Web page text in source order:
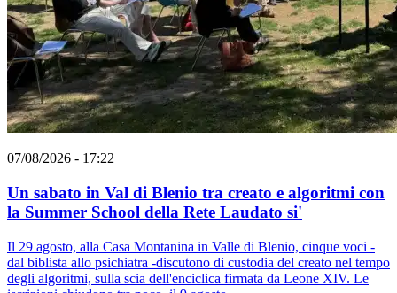
07/08/2026 - 17:22
Un sabato in Val di Blenio tra creato e algoritmi con
la Summer School della Rete Laudato si'
Il 29 agosto, alla Casa Montanina in Valle di Blenio, cinque voci -
dal biblista allo psichiatra -discutono di custodia del creato nel tempo
degli algoritmi, sulla scia dell'enciclica firmata da Leone XIV. Le